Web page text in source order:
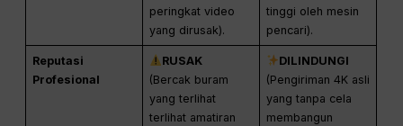
peringkat video
yang dirusak).
tinggi oleh mesin
pencari).
Reputasi
Profesional
RUSAK
(Bercak buram
yang terlihat
terlihat amatiran
DILINDUNGI
(Pengiriman 4K asli
yang tanpa cela
membangun